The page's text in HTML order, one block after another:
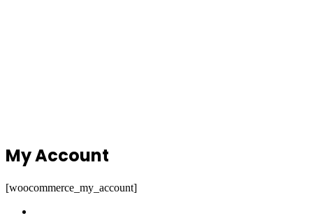
My Account
[woocommerce_my_account]